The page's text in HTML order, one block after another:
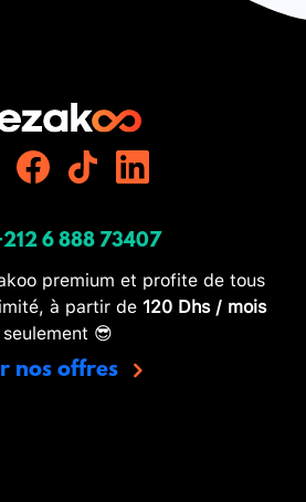
6 888 73407
premium et profite de tous
à partir de 120 Dhs / mois
seulement 😎
nos offres